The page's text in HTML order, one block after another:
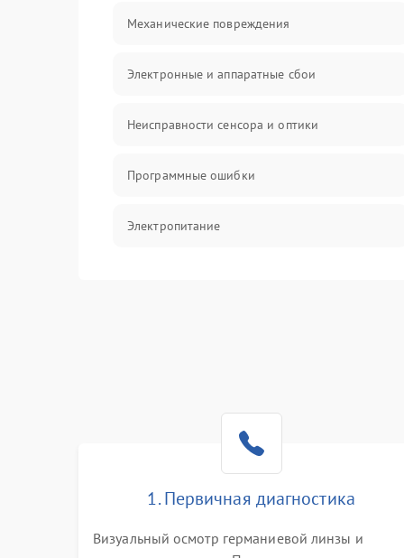
Механические повреждения
Электронные и аппаратные сбои
Неисправности сенсора и оптики
Программные ошибки
Электропитание
Температурные проблемы
Сбои коммуникаций и интерфейсов
1. Первичная диагностика
Визуальный осмотр германиевой линзы и